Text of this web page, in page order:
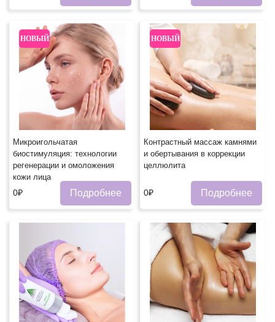
НОВЫЙ
Микроигольчатая
биостимуляция: технологии
регенерации и омоложения
кожи лица
0₽ Подробнее
НОВЫЙ
Контрастный массаж камнями
и обертывания в коррекции
целлюлита
0₽ Подробнее